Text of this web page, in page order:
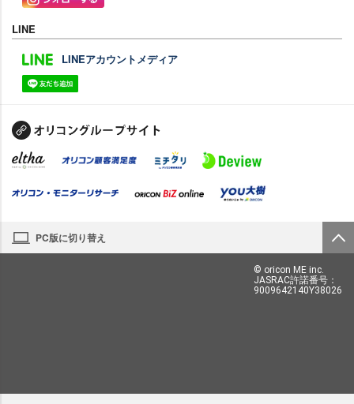
LINE
LINEアカウントメディア
PC版に切り替え
© oricon ME inc.
JASRAC許諾番号：
9009642140Y38026